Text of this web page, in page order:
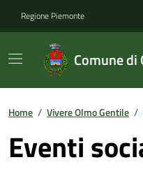
Regione Piemonte
Comune di
Home / Vivere Olmo Gentile /
Eventi